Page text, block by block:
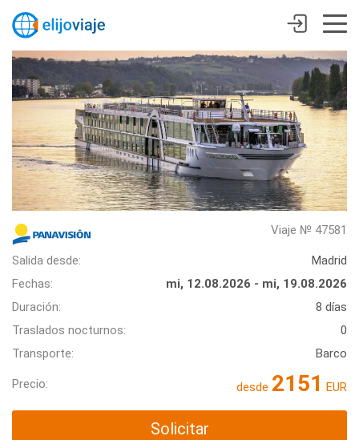
Viaje № 47581
Salida desde:
Madrid
Fechas:
mi, 12.08.2026 - mi, 19.08.2026
Duración:
8 días
Traslados nocturnos:
0
Transporte:
Barco
Precio: desde 2151 EUR
Solicitar